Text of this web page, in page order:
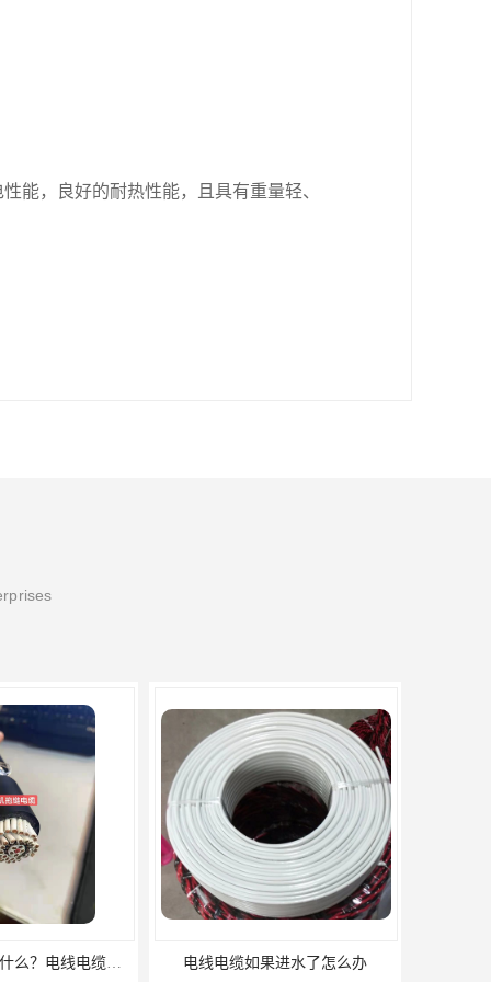
能，良好的耐热性能，且具有重量轻、
电缆使用范围是什么？电线电缆厂家来为您讲解！ 电线电缆如果进水了怎么办